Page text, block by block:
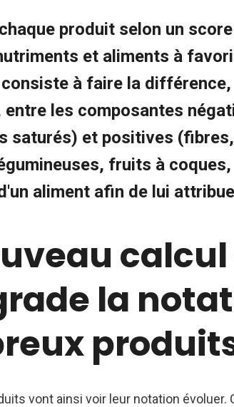
produit selon un
et aliments à
à faire la
entre les composantes
saturés) et positives
fruits à
aliment afin de lui
la
vont ainsi voir leur notation évoluer.